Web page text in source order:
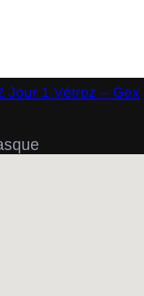
Jour 1 Vétroz – Gex